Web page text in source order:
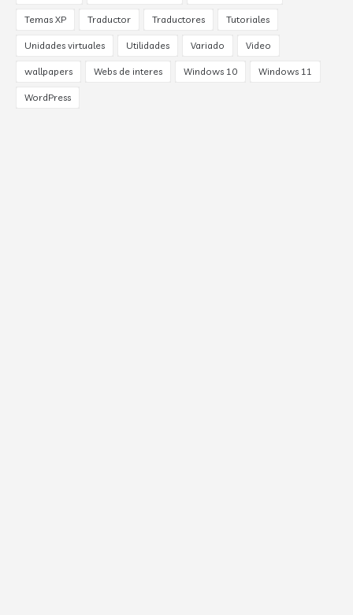
Temas XP Traductor Traductores Tutoriales
Unidades virtuales Utilidades Variado Video
wallpapers Webs de interes Windows 10 Windows 11
WordPress